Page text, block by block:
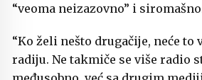
“veoma neizazovno” i
“Ko želi nešto drugačije, neće to
radiju. Ne takmiče se više radio